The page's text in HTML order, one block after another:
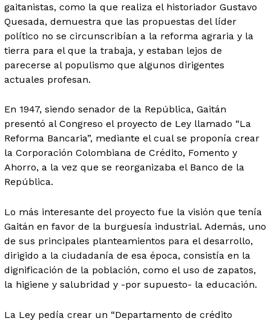
gaitanistas, como la que realiza el historiador Gustavo
Quesada, demuestra que las propuestas del líder
político no se circunscribían a la reforma agraria y la
tierra para el que la trabaja, y estaban lejos de
parecerse al populismo que algunos dirigentes
actuales profesan.
En 1947, siendo senador de la República, Gaitán
presentó al Congreso el proyecto de Ley llamado “La
Reforma Bancaria”, mediante el cual se proponía crear
la Corporación Colombiana de Crédito, Fomento y
Ahorro, a la vez que se reorganizaba el Banco de la
República.
Lo más interesante del proyecto fue la visión que tenía
Gaitán en favor de la burguesía industrial. Además, uno
de sus principales planteamientos para el desarrollo,
dirigido a la ciudadanía de esa época, consistía en la
dignificación de la población, como el uso de zapatos,
la higiene y salubridad y -por supuesto- la educación.
La Ley pedía crear un “Departamento de crédito